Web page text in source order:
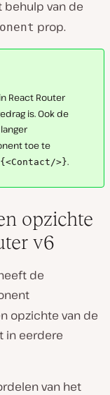
van de
prop.
React Router
is. Ook de
toe te
>}.
opzichte
v6
de
opzichte van de
in eerdere
van het